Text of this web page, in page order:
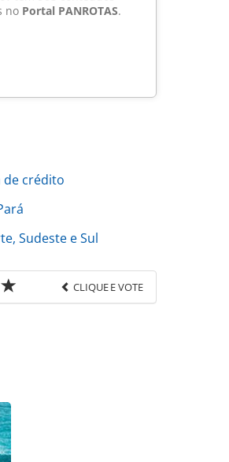
no Portal PANROTAS.
de crédito
Sudeste e Sul
CLIQUE E VOTE
do-rn-cria-linha-de-
ferramentas oferecidas
é protegido pela
sem autorização